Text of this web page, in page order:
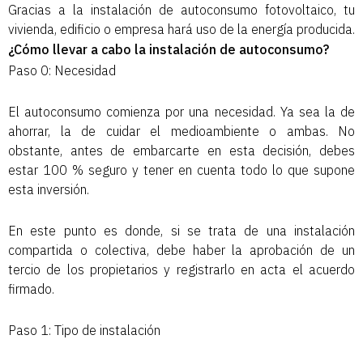
Gracias a la instalación de autoconsumo fotovoltaico, tu
vivienda, edificio o empresa hará uso de la energía producida.
¿Cómo llevar a cabo la instalación de autoconsumo?
Paso 0: Necesidad
El autoconsumo comienza por una necesidad. Ya sea la de
ahorrar, la de cuidar el medioambiente o ambas. No
obstante, antes de embarcarte en esta decisión, debes
estar 100 % seguro y tener en cuenta todo lo que supone
esta inversión.
En este punto es donde, si se trata de una instalación
compartida o colectiva, debe haber la aprobación de un
tercio de los propietarios y registrarlo en acta el acuerdo
firmado.
Paso 1: Tipo de instalación